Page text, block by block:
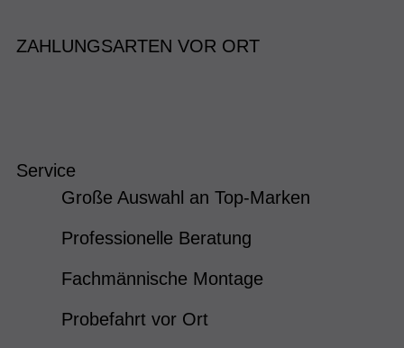
ZAHLUNGSARTEN VOR ORT
Service
Große Auswahl an Top-Marken
Professionelle Beratung
Fachmännische Montage
Probefahrt vor Ort